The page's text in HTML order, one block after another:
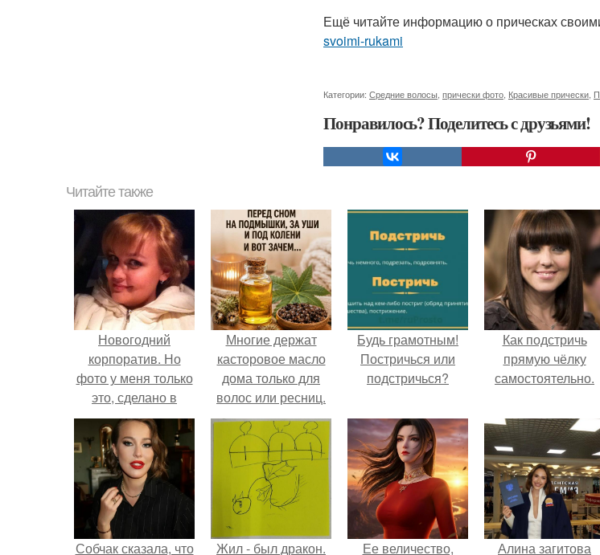
Ещё читайте информацию о прическах
svoimi-rukami
Категории: Средние волосы прически фото Красивые прически
Понравилось? Поделитесь с друзьями!
Читайте также
Новогодний
корпоратив. Но
фото у меня только
это, сделано в
машине по дороге в
ресторан.
Многие держат
касторовое масло
дома только для
волос или ресниц.
Будь грамотным!
Постричься или
подстричься?
Как подстричь
прямую чёлку
самостоятельно.
Собчак сказала, что Жил - был дракон. Ее величество, Алина загитова